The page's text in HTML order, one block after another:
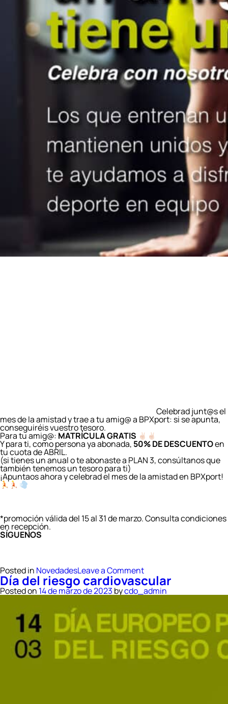
Celebrad junt@s el
mes de la amistad y trae a tu amig@ a BPXport: si se apunta,
conseguiréis vuestro tesoro.
Para tu amig@: MATRÍCULA GRATIS
Y para ti, como persona ya abonada, 50% DE DESCUENTOen
tu cuota de ABRIL.
(si tienes un anual o te abonaste a PLAN 3, consúltanos que
también tenemos un tesoro para ti)
¡Apuntaos ahora y celebrad el mes de la amistad en BPXport!
*promoción válida del 15 al 31 de marzo. Consulta condiciones
en recepción.
SÍGUENOS
Posted in NovedadesLeave a Commenton
¡Quien
tiene
un
tiene
un
tesoro!
Día del riesgo cardiovascular
Posted on 14 de marzo de 2023 bycdo_admin